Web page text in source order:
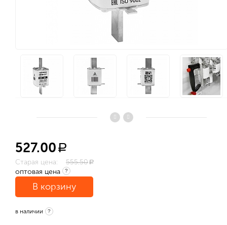
527.00 a
Старая цена: 555.50 a
оптовая цена ?
В корзину
в наличии ?